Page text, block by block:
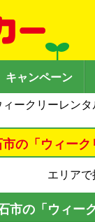
キャンペーン
ィークリーレンタ
市の「ウィー
エリアで
市の「ウィー